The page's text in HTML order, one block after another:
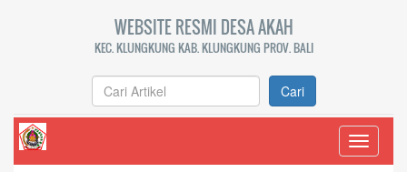
WEBSITE RESMI DESA AKAH
KEC. KLUNGKUNG KAB. KLUNGKUNG PROV. BALI
Cari
Toggle